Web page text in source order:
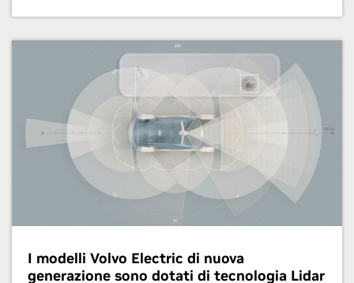
I modelli Volvo Electric di nuova
generazione sono dotati di tecnologia Lidar